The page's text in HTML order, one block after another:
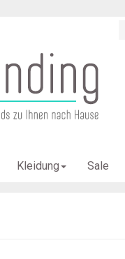
Kleidung Sale